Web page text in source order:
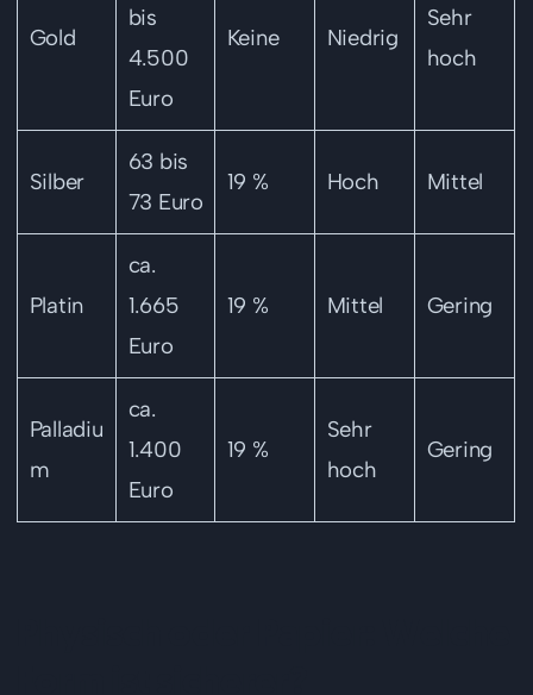
Gold
bis
4.500
Euro
Keine Niedrig
Sehr
hoch
Silber
63 bis
73 Euro
19 % Hoch Mittel
Platin
ca.
1.665
Euro
19 % Mittel Gering
Palladiu
m
ca.
1.400
Euro
19 %
Sehr
hoch
Gering